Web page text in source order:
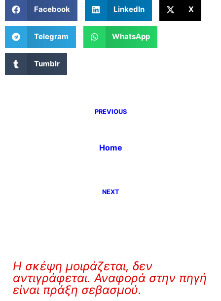
Facebook LinkedIn X
Telegram WhatsApp
Tumblr
PREVIOUS
Home
NEXT
Η σκέψη μοιράζεται, δεν
αντιγράφεται. Αναφορά στην πηγή
είναι πράξη σεβασμού.